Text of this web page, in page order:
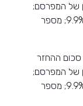
של המפרסם;
שיעור מימון –70%; ריבית קבועה צמוד מדד – 9.9%; מספר
ייצור 2020 יחושב סכום ההחזר
של המפרסם;
שיעור מימון –70%; ריבית קבועה צמוד מדד – 9.9%; מספר